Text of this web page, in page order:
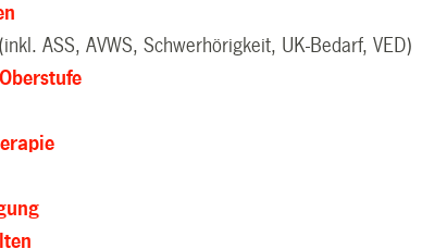
(inkl. ASS, AVWS, Schwerhörigkeit, UK-Bedarf, VED)